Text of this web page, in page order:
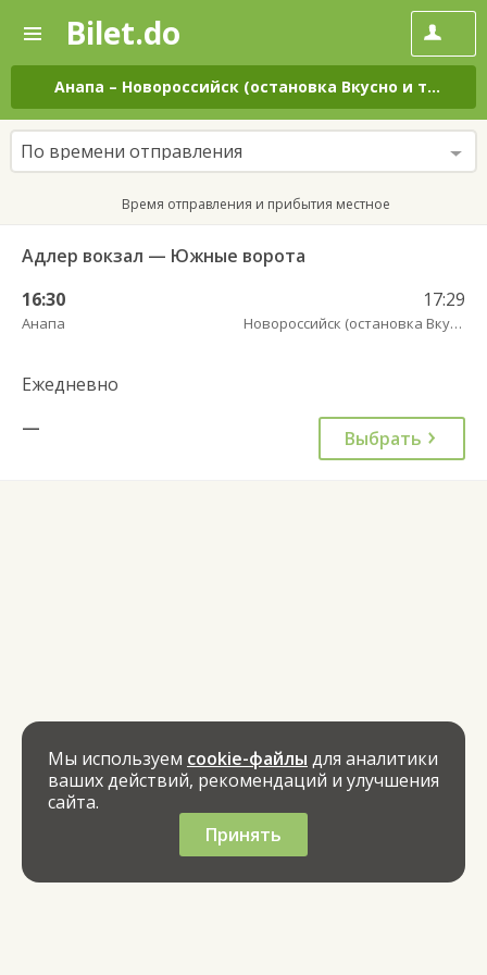
—
Поиск
и
покупка
билетов
на
автобус
онлайн
Bilet.do
Анапа – Новороссийск (остановка Вкусно и точка)
По времени отправления
Время отправления и прибытия местное
Адлер вокзал — Южные ворота
16:30
Анапа
17:29
Новороссийск (остановка Вкусно и точка)
Ежедневно
—
Выбрать
Мы используем cookie-файлы для аналитики
ваших действий, рекомендаций и улучшения
сайта.
Принять